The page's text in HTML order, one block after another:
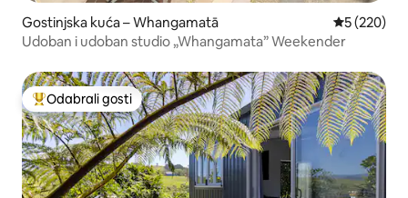
Gostinjska kuća – Whangamatā Prosječna
5 (220)
Udoban i udoban studio „Whangamata” Weekender
Među najviše rangiranima s oznakom „Odabrali gosti”
Odabrali gosti